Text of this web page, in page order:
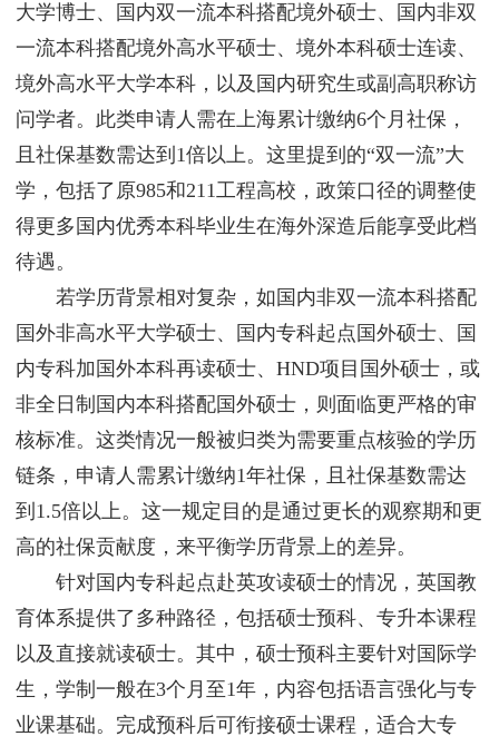
大学博士、国内双一流本科搭配境外硕士、国内非双
一流本科搭配境外高水平硕士、境外本科硕士连读、
境外高水平大学本科，以及国内研究生或副高职称访
问学者。此类申请人需在上海累计缴纳6个月社保，
且社保基数需达到1倍以上。这里提到的“双一流”大
学，包括了原985和211工程高校，政策口径的调整使
得更多国内优秀本科毕业生在海外深造后能享受此档
待遇。
若学历背景相对复杂，如国内非双一流本科搭配
国外非高水平大学硕士、国内专科起点国外硕士、国
内专科加国外本科再读硕士、HND项目国外硕士，或
非全日制国内本科搭配国外硕士，则面临更严格的审
核标准。这类情况一般被归类为需要重点核验的学历
链条，申请人需累计缴纳1年社保，且社保基数需达
到1.5倍以上。这一规定目的是通过更长的观察期和更
高的社保贡献度，来平衡学历背景上的差异。
针对国内专科起点赴英攻读硕士的情况，英国教
育体系提供了多种路径，包括硕士预科、专升本课程
以及直接就读硕士。其中，硕士预科主要针对国际学
生，学制一般在3个月至1年，内容包括语言强化与专
业课基础。完成预科后可衔接硕士课程，适合大专